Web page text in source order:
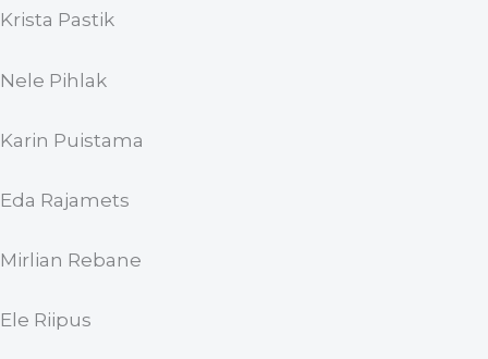
Krista Pastik
Nele Pihlak
Karin Puistama
Eda Rajamets
Mirlian Rebane
Ele Riipus